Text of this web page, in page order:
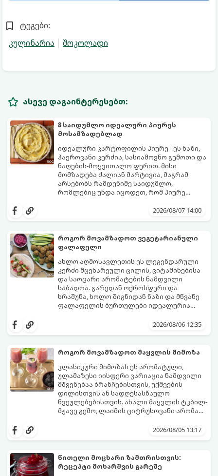
ტეგები:
კულინარია
შოკოლადი
ასევე დაგაინტერესებთ:
8 საიდუმლო იდეალური პიურეს
მოსამზადებლად
იდეალური კარტოფილის პიურე - ეს ნაზი,
ჰაეროვანი კერძია, სასიამოვნო გემოთი და
ნაღების-მოყვითალო ფერით. მისი
მომზადება ძალიან მარტივია, მაგრამ
არსებობს რამდენიმე საიდუმლო,
რომლებიც უნდა იცოდეთ, რომ პიურე
2026/08/07 14:00
როგორ მოვამზადოთ ვეგეტარიანული
ფალაფელი
ახლო აღმოსავლეთის ეს ლეგენდარული
კერძი მცენარეული ცილის, ვიტამინებისა
და საოცარი არომატების ნამდვილი
საბადოა. გარედან ოქროსფერი და
ხრაშუნა, ხოლო შიგნიდან ნაზი და მწვანე
ფალაფელის ბურთულები იდეალურია
სალათებთან ერთად ან ტახინის (სესამის)
მდგომარეობს, რომ გამოიყენება
შეწვისას ფორმა იდეალურად შეინარჩუნოს
და არ დაიშალოს.
მომზადების დრო: 20 წუთი (დამატებით
მუხუდოს ჩალბობის დრო: 12-24 საათი)
შეწვის დრო: 10–15 წუთი ულუფა: 20–24 ცალი
ბურთულა (4–6 პორცია)
2026/08/06 12:35
როგორ მოვამზადოთ მაყვლის მიმოზა
კლასიკური მიმოზას ეს არომატული,
ულამაზესი იისფერი ვარიაცია ნამდვილი
მშვენებაა ბრანჩებისთვის, უქმეების
დილისთვის ან სადღესასწაულო
წვეულებებისთვის. ახალი მაყვლის ტკბილ-
მჟავე გემო, ლაიმის ციტრუსოვანი არომატი
საოცრად დახვეწილ და მაგრილებელ
და მის მომზადებას მინიმალური
პორცია
2026/08/05 13:17
წითელი მოცხარი ზამთრისთვის:
რეცეპტი მოხარშვის გარეშე